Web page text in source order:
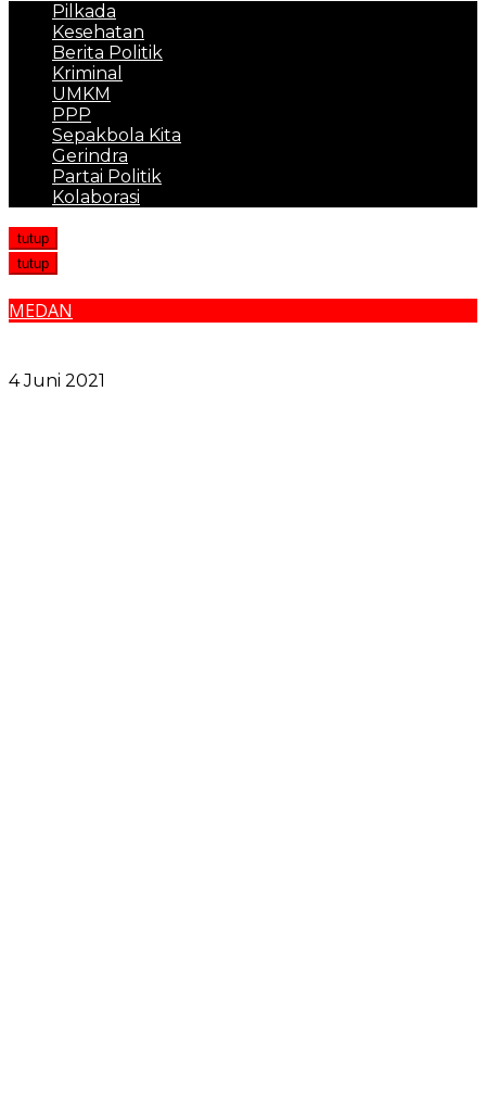
Pilkada
Kesehatan
Berita Politik
Kriminal
UMKM
PPP
Sepakbola Kita
Gerindra
Partai Politik
Kolaborasi
tutup
tutup
MEDAN
4 Juni 2021